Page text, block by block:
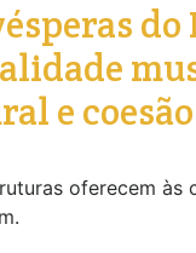
e
oferecem às